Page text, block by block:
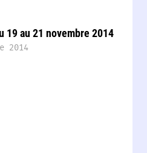
19 au 21 novembre 2014
2014